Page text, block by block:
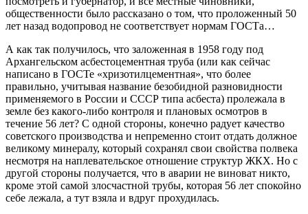
общественности было рассказано о том, что проложенный 50
лет назад водопровод не соответствует нормам ГОСТа…
А как так получилось, что заложенная в 1958 году под
Архангельском асбестоцементная труба (или как сейчас
написано в ГОСТе «хризотилцементная», что более
правильно, учитывая название безобидной разновидности
применяемого в России и СССР типа асбеста) пролежала в
земле без какого-либо контроля и плановых осмотров в
течение 56 лет? С одной стороны, конечно радует качество
советского производства и непременно стоит отдать должное
великому минералу, который сохранял свои свойства полвека
несмотря на наплевательское отношение структур ЖКХ. Но с
другой стороны получается, что в аварии не виноват никто,
кроме этой самой злосчастной трубы, которая 56 лет спокойно
себе лежала, а тут взяла и вдруг прохудилась.